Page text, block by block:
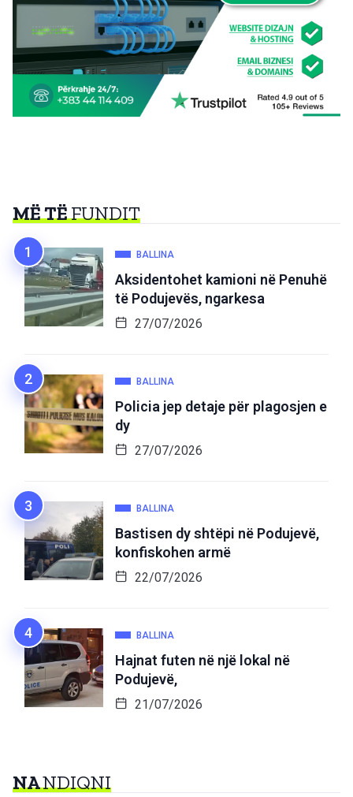
MË TËFUNDIT
BALLINA
Aksidentohet kamioni në Penuhë
të Podujevës, ngarkesa
27/07/2026
BALLINA
Policia jep detaje për plagosjen e
dy
27/07/2026
BALLINA
Bastisen dy shtëpi në Podujevë,
konfiskohen armë
22/07/2026
BALLINA
Hajnat futen në një lokal në
Podujevë,
21/07/2026
NANDIQNI